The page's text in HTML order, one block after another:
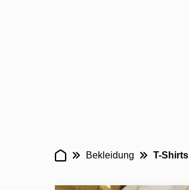
Bekleidung T-Shirts